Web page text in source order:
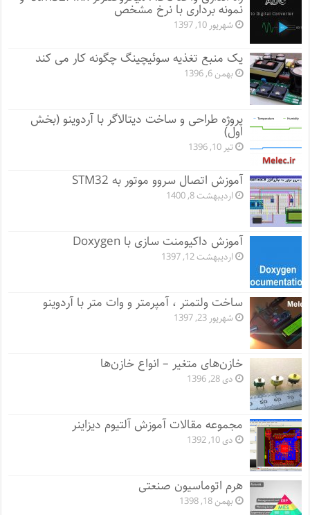
نمونه برداری با نرخ مشخص
شهریور 10, 1397
یک منبع تغذیه سوئیچینگ چگونه کار می کند
بهمن 6, 1396
پروژه طراحی و ساخت دیتالاگر با آردوینو (بخش
اول)
تیر 10, 1396
آموزش اتصال سروو موتور به STM32
اردیبهشت 8, 1400
آموزش داکیومنت سازی با Doxygen
اردیبهشت 12, 1397
ساخت ولتمتر ، آمپرمتر و وات متر با آردوینو
شهریور 23, 1397
خازن‌های متغیر – انواع خازن‌ها
دی 28, 1396
مجموعه مقالات آموزش آلتیوم دیزاینر
دی 10, 1392
هرم اتوماسیون صنعتی
بهمن 18, 1398